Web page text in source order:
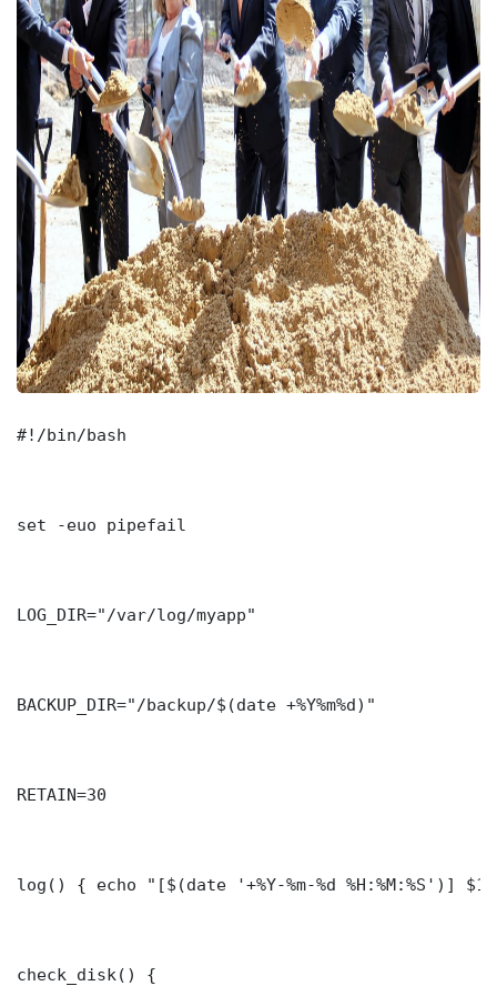
#!/bin/bash
set -euo pipefail
LOG_DIR="/var/log/myapp"
BACKUP_DIR="/backup/$(date +%Y%m%d)"
RETAIN=30
log() { echo "[$(date '+%Y-%m-%d %H:%M:%S')]
check_disk() {